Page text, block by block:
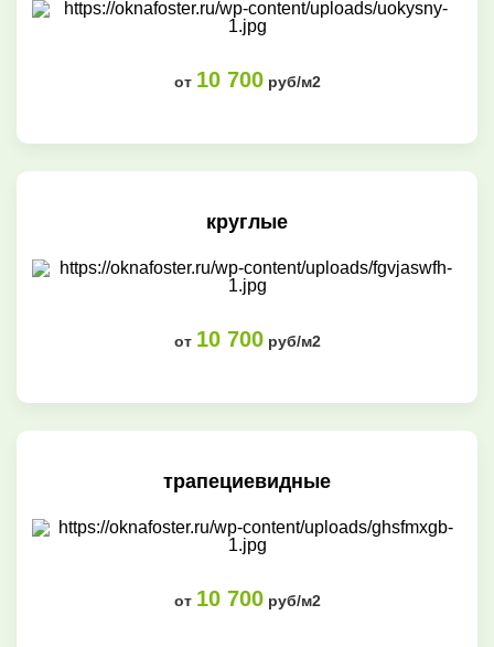
от 10 700руб/м2
круглые
от 10 700руб/м2
трапециевидные
от 10 700руб/м2